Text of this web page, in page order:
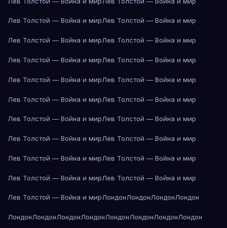
Лев Толстой — Война и мирЛев Толстой — Война и мир
Лев Толстой — Война и мирЛев Толстой — Война и мир
Лев Толстой — Война и мирЛев Толстой — Война и мир
Лев Толстой — Война и мирЛев Толстой — Война и мир
Лев Толстой — Война и мирЛев Толстой — Война и мир
Лев Толстой — Война и мирЛев Толстой — Война и мир
Лев Толстой — Война и мирЛев Толстой — Война и мир
Лев Толстой — Война и мирЛев Толстой — Война и мир
Лев Толстой — Война и мирЛев Толстой — Война и мир
Лев Толстой — Война и мирЛондонЛондонЛондонЛондон
ЛондонЛондонЛондонЛондонЛондонЛондонЛондонЛондон